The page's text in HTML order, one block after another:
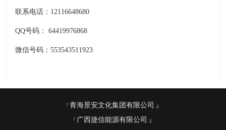
联系电话：12116648680
QQ号码： 64419976868
微信号码：553543511923
青海景安文化集团有限公司
广西捷信能源有限公司